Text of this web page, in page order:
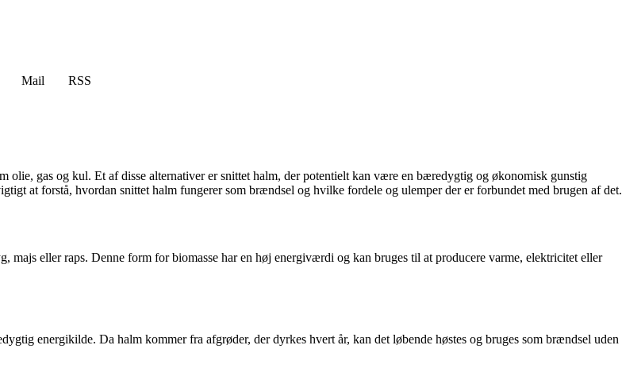
Mail
RSS
olie, gas og kul. Et af disse alternativer er snittet halm, der potentielt kan være en bæredygtig og økonomisk gunstig
at forstå, hvordan snittet halm fungerer som brændsel og hvilke fordele og ulemper der er forbundet med brugen af det.
majs eller raps. Denne form for biomasse har en høj energiværdi og kan bruges til at producere varme, elektricitet eller
energikilde. Da halm kommer fra afgrøder, der dyrkes hvert år, kan det løbende høstes og bruges som brændsel uden